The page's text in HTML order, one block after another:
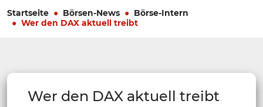
Startseite Börsen-News
Börse-Intern
Wer den DAX aktuell treibt
Wer den DAX aktuell treibt